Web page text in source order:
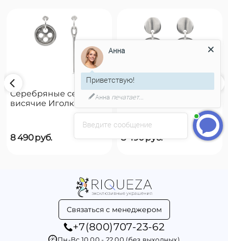
Серебряные серьги
висячие Иголка с
пуговицей UNOde50
Needle and button
8 490руб.
UNOde50 Scales
8 490руб.
Связаться с менеджером
+7(800)707-23-62
Введите сообщение
Анна
Приветствую!
Анна печатает...